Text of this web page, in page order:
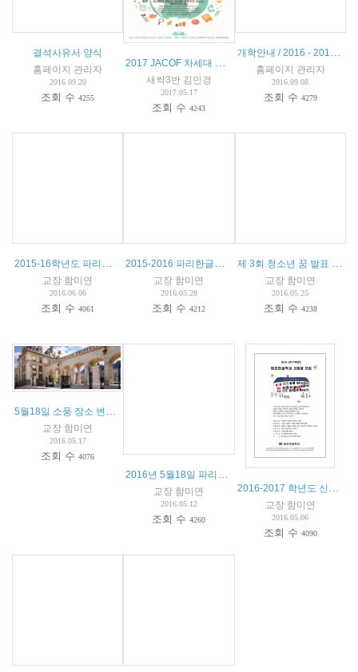
결석사유서 양식
홈페이지 관리자
2016.09.20
조회 수4255
새싹3반 김민경
2017.05.17
조회 수4243
홈페이지 관리자
2016.09.08
조회 수 4279
교장 함미연
2016.06.06
조회 수4061
교장 함미연
2016.05.28
조회 수4212
교장 함미연
2016.05.25
조회 수 4238
교장 함미연
2016.05.17
조회 수4076
교장 함미연
2016.05.12
조회 수4260
교장 함미연
2016.05.06
조회 수 4090